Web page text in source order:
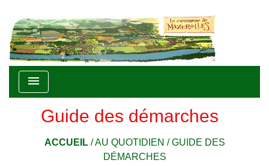
menu
Guide des démarches
ACCUEIL/AU QUOTIDIEN /GUIDE DES
DÉMARCHES